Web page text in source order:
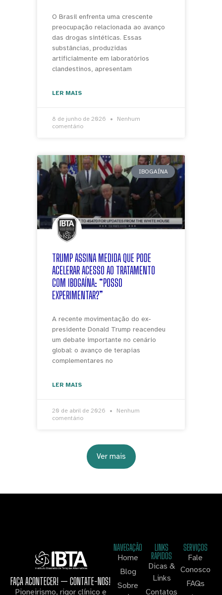
O Brasil enfrenta uma crescente
preocupação relacionada ao avanço
das drogas sintéticas. Essas
substâncias, produzidas
artificialmente em laboratórios
clandestinos, apresentam
LER MAIS
8 de junho de 2026
Nenhum
comentário
IBOGAÍNA
TRUMP ASSINA MEDIDA QUE PODE
ACELERAR ACESSO AO TRATAMENTO
COM IBOGAÍNA: “POSSO
EXPERIMENTAR?”
A recente movimentação do ex-
presidente Donald Trump reacendeu
um debate importante no cenário
global: o avanço de terapias
complementares no
LER MAIS
20 de abril de 2026
Nenhum
comentário
Ver mais
FAÇA ACONTECER! — CONTATE-NOS!
Pioneirismo, rigor clínico e
NAVEGAÇÃO
Home
Blog
Sobre
LINKS
RAPIDOS
Dicas &
Links
Contatos
SERVIÇOS
Fale
Conosco
FAQs